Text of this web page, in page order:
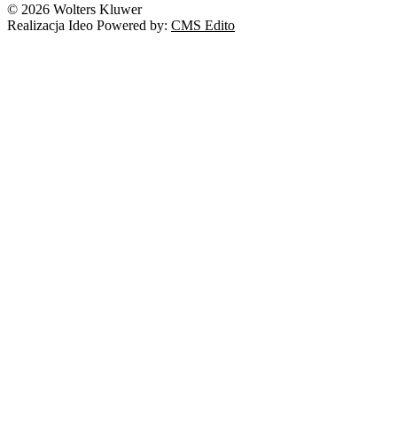
© 2026 Wolters Kluwer
Realizacja Ideo Powered by: CMS Edito